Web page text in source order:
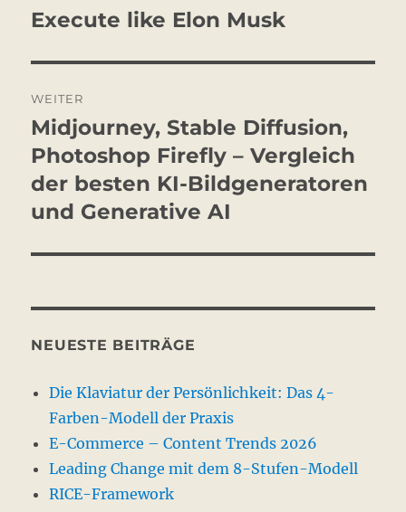
Vorheriger
Execute like Elon Musk
WEITER
Nächster
Beitrag:
Midjourney, Stable Diffusion,
Photoshop Firefly – Vergleich
der besten KI-Bildgeneratoren
und Generative AI
NEUESTE BEITRÄGE
Die Klaviatur der Persönlichkeit: Das 4-
Farben-Modell der Praxis
E-Commerce – Content Trends 2026
Leading Change mit dem 8-Stufen-Modell
RICE-Framework